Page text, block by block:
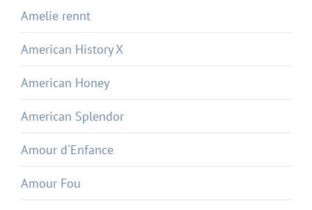
Amelie rennt
American History X
American Honey
American Splendor
Amour d'Enfance
Amour Fou